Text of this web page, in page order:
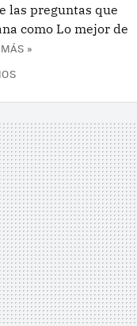
las preguntas que
como Lo mejor de
»